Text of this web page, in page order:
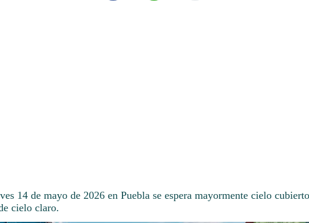
14 de mayo de 2026 en Puebla se espera mayormente cielo
cielo claro.